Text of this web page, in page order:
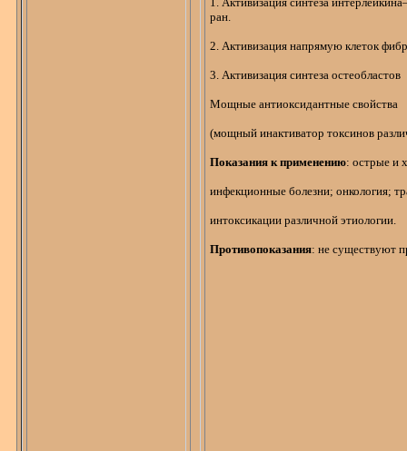
ран.
2. Активизация напрямую клеток
3. Активизация синтеза остеобластов
Мощныеантиоксидантные свойства
(мощный инактиватор токсинов
Показания к применению: острые и
инфекционные болезни; онкология;
интоксикации различной этиологии.
Противопоказания: не существуют